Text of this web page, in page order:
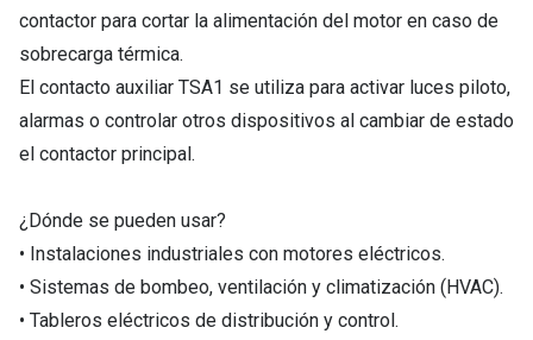
contactor para cortar la alimentación del motor en caso de
sobrecarga térmica.
El contacto auxiliar TSA1 se utiliza para activar luces piloto,
alarmas o controlar otros dispositivos al cambiar de estado
el contactor principal.
¿Dónde se pueden usar?
• Instalaciones industriales con motores eléctricos.
• Sistemas de bombeo, ventilación y climatización (HVAC).
• Tableros eléctricos de distribución y control.